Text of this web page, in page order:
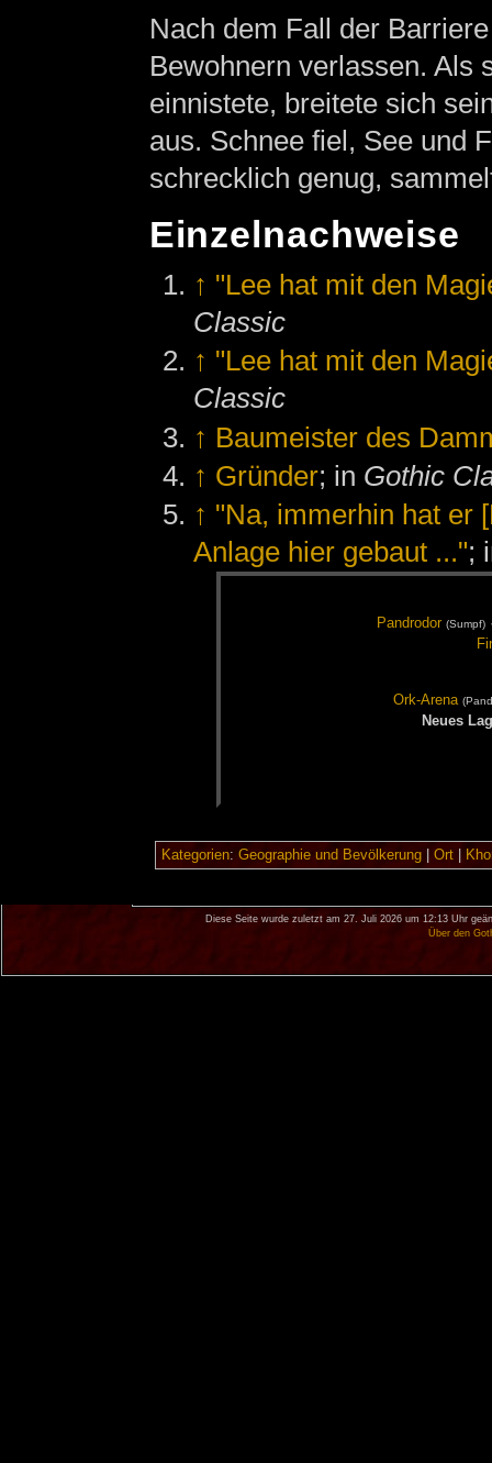
Nach dem Fall der
Bewohnern verlassen. Als
einnistete, breitete sich
aus. Schnee fiel, See und
schrecklich genug,
Einzelnachweise
↑ "Lee hat mit den
Classic
↑ "Lee hat mit den
Classic
↑ Baumeister des
↑ Gründer; in Gothic
↑ "Na, immerhin hat er
Anlage hier gebaut ...";
Pand­ro­dor (Sumpf)
Ork-Are­na
Neu­es
Kategorien: Geographie und Bevölkerung| Ort|
Diese Seite wurde zuletzt am 27. Juli 2026 um 12:13 Uhr
Über den